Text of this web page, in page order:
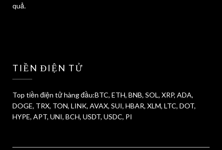
quả.
TIỀN ĐIỆN TỬ
Top tiền điện tử hàng đầu:BTC, ETH, BNB, SOL, XRP, ADA,
DOGE, TRX, TON, LINK, AVAX, SUI, HBAR, XLM, LTC, DOT,
HYPE, APT, UNI, BCH, USDT, USDC, PI